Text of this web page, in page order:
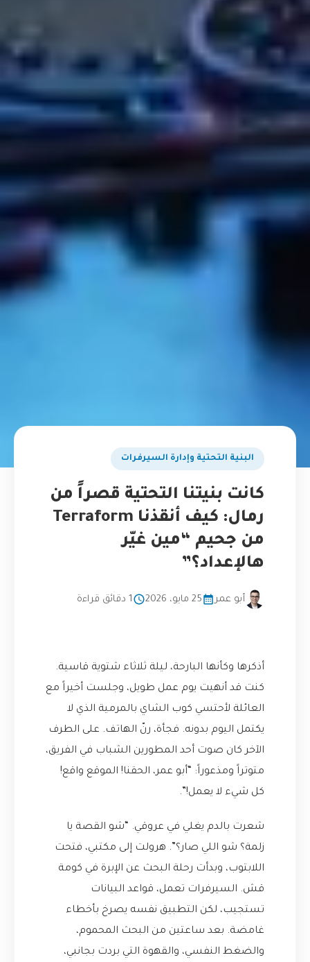
البنية التحتية وإدارة السيرفرات
كانت بنيتنا التحتية قصراً من
رمال: كيف أنقذنا Terraform
من جحيم “مين غيّر
هالإعداد؟”
أبو عمر 25 مايو، 2026 1 دقائق قراءة
أذكرها وكأنها البارحة، ليلة ثلاثاء شتوية قاسية.
كنت قد أنهيت يوم عمل طويل، وجلست أخيراً مع
العائلة لأحتسي كوب الشاي بالمرمية الذي لا
يكتمل اليوم بدونه. فجأة، رنّ الهاتف. على الطرف
الآخر كان صوت أحد المطورين الشباب في الفريق،
متوتراً ومذعوراً: “أبو عمر، الحقنا! الموقع واقع!
كل شيء لا يعمل!”.
شعرت بالدم يغلي في عروقي. “شو القصة يا
زلمة؟ شو اللي صار؟”. هرولت إلى مكتبي، فتحت
اللابتوب، وبدأت رحلة البحث عن الإبرة في كومة
قش. السيرفرات تعمل، قواعد البيانات
تستجيب، لكن التطبيق نفسه يصرخ بأخطاء
غامضة. بعد ساعتين من البحث المحموم،
والضغط النفسي، والقهوة التي بردت بجانبي،